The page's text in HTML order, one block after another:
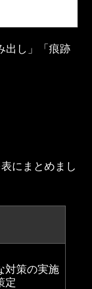
出し」「痕跡
にまとめまし
対策の実施
定